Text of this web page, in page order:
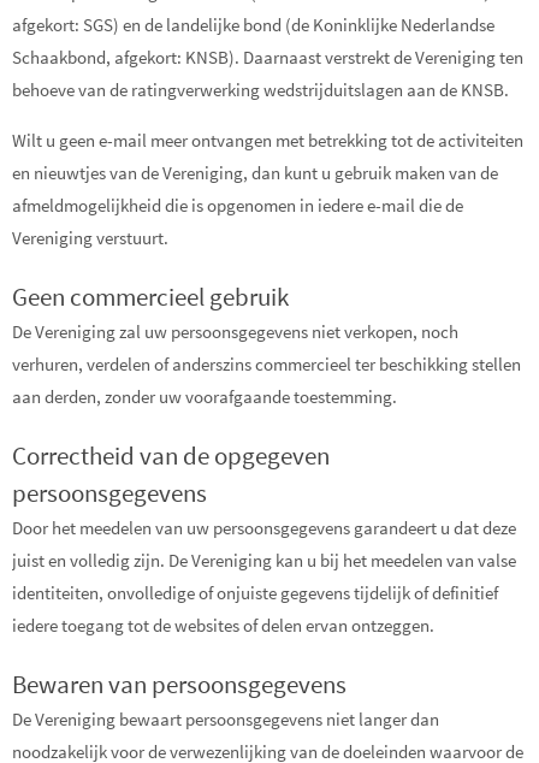
afgekort: SGS) en de landelijke bond (de Koninklijke Nederlandse
Schaakbond, afgekort: KNSB). Daarnaast verstrekt de Vereniging ten
behoeve van de ratingverwerking wedstrijduitslagen aan de KNSB.
Wilt u geen e-mail meer ontvangen met betrekking tot de activiteiten
en nieuwtjes van de Vereniging, dan kunt u gebruik maken van de
afmeldmogelijkheid die is opgenomen in iedere e-mail die de
Vereniging verstuurt.
Geen commercieel gebruik
De Vereniging zal uw persoonsgegevens niet verkopen, noch
verhuren, verdelen of anderszins commercieel ter beschikking stellen
aan derden, zonder uw voorafgaande toestemming.
Correctheid van de opgegeven
persoonsgegevens
Door het meedelen van uw persoonsgegevens garandeert u dat deze
juist en volledig zijn. De Vereniging kan u bij het meedelen van valse
identiteiten, onvolledige of onjuiste gegevens tijdelijk of definitief
iedere toegang tot de websites of delen ervan ontzeggen.
Bewaren van persoonsgegevens
De Vereniging bewaart persoonsgegevens niet langer dan
noodzakelijk voor de verwezenlijking van de doeleinden waarvoor de